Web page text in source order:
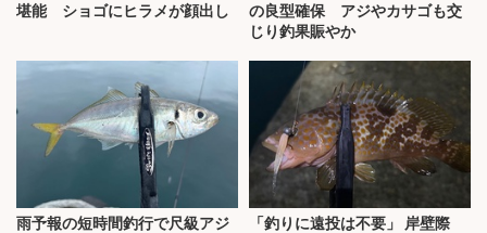
堪能 ショゴにヒラメが顔出し
の良型確保 アジやカサゴも交
じり釣果賑やか
雨予報の短時間釣行で尺級アジ
「釣りに遠投は不要」 岸壁際